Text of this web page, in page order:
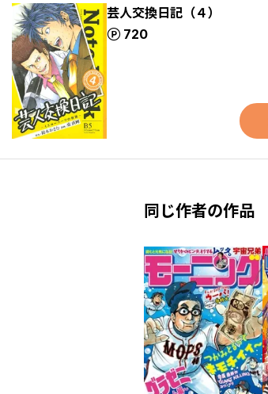
芸人交換日記（４）
720
ポイント
同じ作者の作品